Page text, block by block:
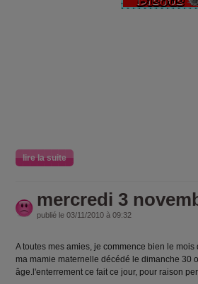
lire la suite
mercredi 3
publié le 03/11/2010 à 09:32
A toutes mes amies, je commence bien le
ma mamie maternelle décédé le dimanche 30
âge.l'enterrement ce fait ce jour, pour raison